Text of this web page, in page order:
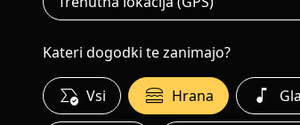
Kateri dogodki te zanimajo?
all_match Vsi lunch_dining Hrana music_note